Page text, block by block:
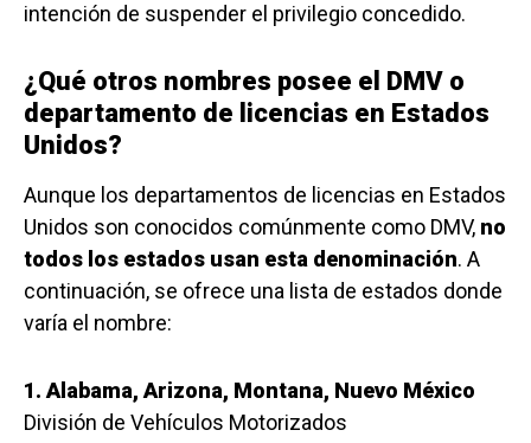
intención de suspender el privilegio concedido.
¿Qué otros nombres posee el DMV o
departamento de licencias en Estados
Unidos?
Aunque los departamentos de licencias en Estados
Unidos son conocidos comúnmente como DMV, no
todos los estados usan esta denominación. A
continuación, se ofrece una lista de estados donde
varía el nombre:
1. Alabama, Arizona, Montana, Nuevo México
División de Vehículos Motorizados